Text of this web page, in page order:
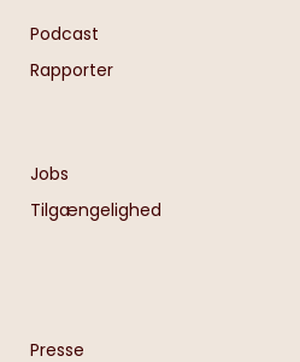
Podcast
Rapporter
Jobs
Tilgængelighed
Presse